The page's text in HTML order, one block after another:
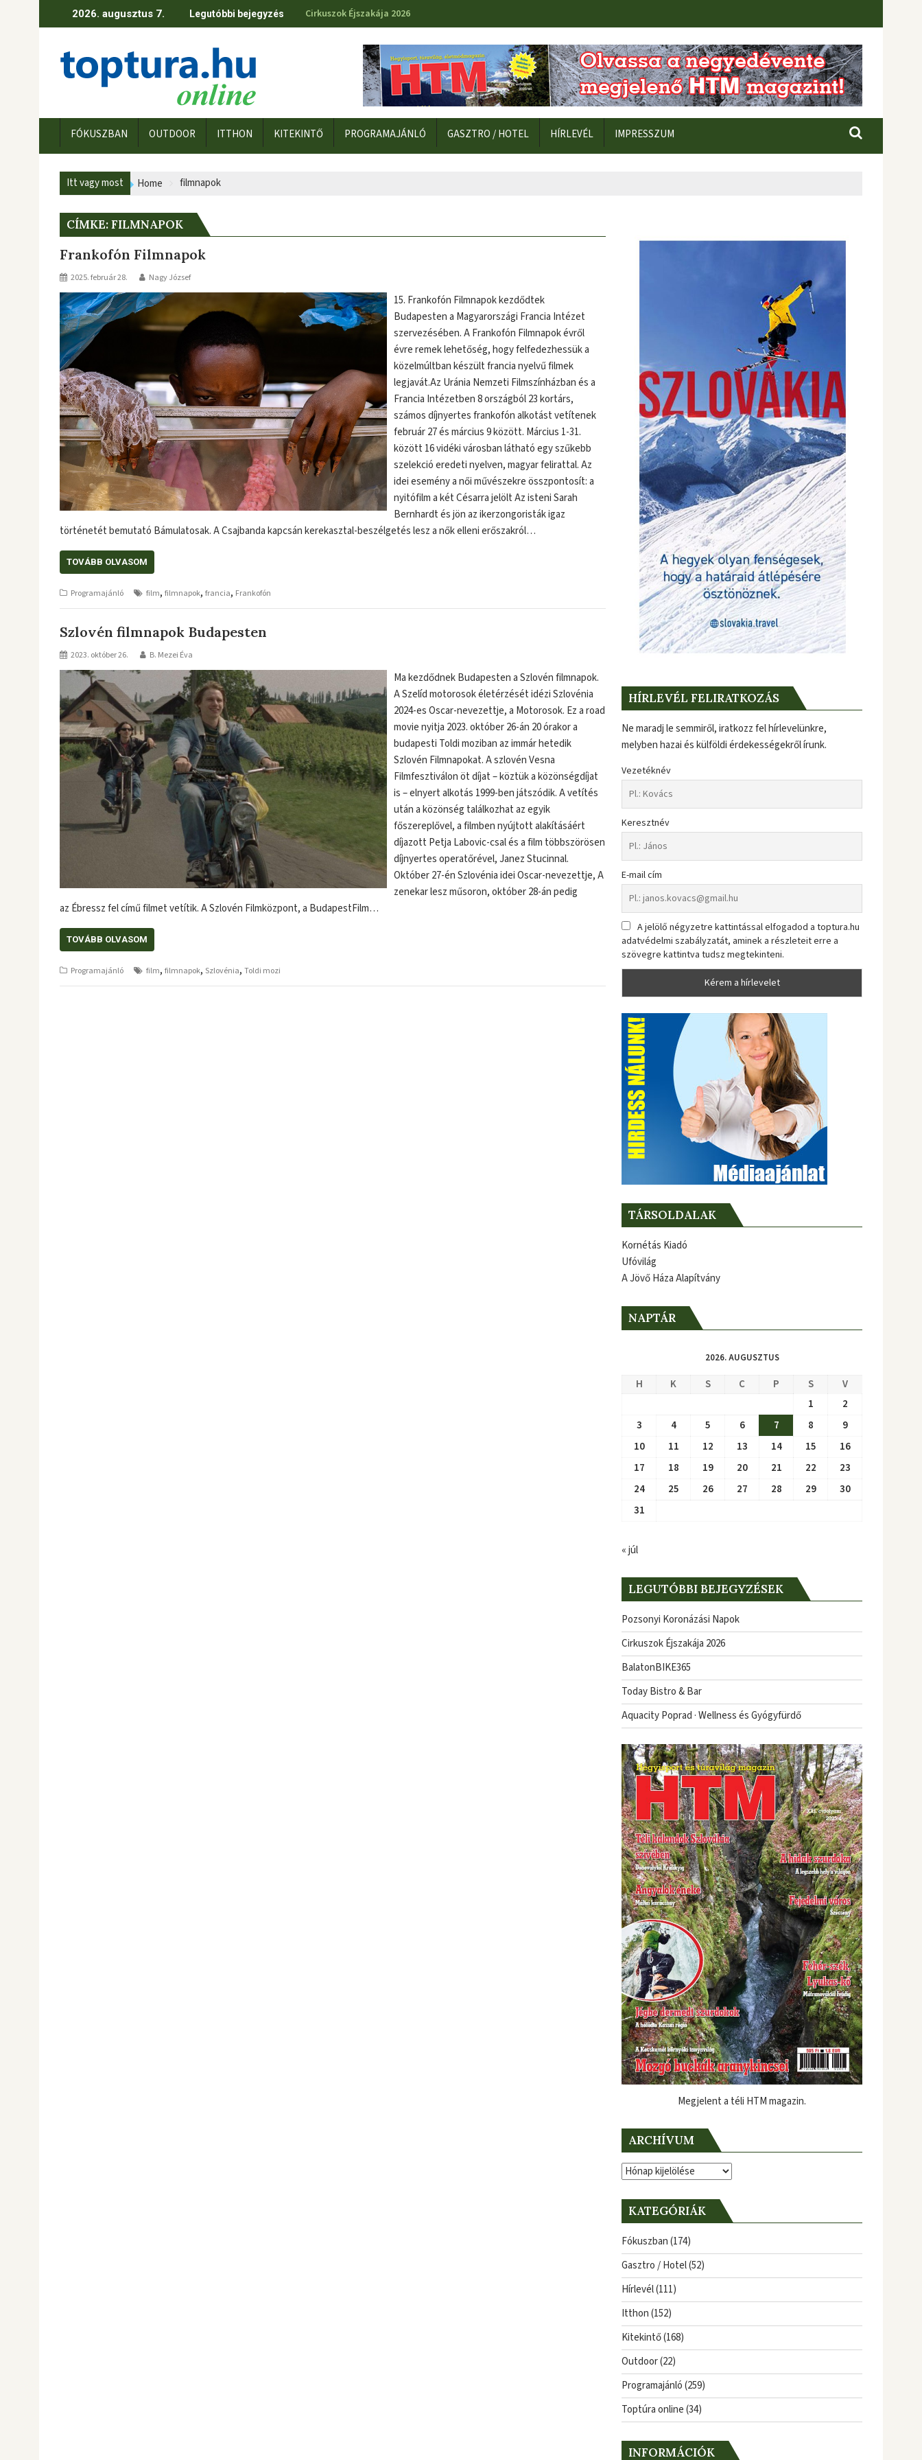
2026. augusztus 7. Legutóbbi bejegyzés BalatonBIKE365
FÓKUSZBAN OUTDOOR ITTHON KITEKINTŐ PROGRAMAJÁNLÓ GASZTRO / HOTEL HÍRLEVÉL IMPRESSZUM
Itt vagy most Home filmnapok
CÍMKE:FILMNAPOK
Frankofón Filmnapok
2025. február 28. Nagy József
15. Frankofón Filmnapok kezdődtek
Budapesten a Magyarországi Francia Intézet
szervezésében. A Frankofón Filmnapok évről
évre remek lehetőség, hogy felfedezhessük a
közelmúltban készült francia nyelvű filmek
legjavát.Az Uránia Nemzeti Filmszínházban és a
Francia Intézetben 8 országból 23 kortárs,
számos díjnyertes frankofón alkotást vetítenek
február 27 és március 9 között. Március 1-31.
között 16 vidéki városban látható egy szűkebb
szelekció eredeti nyelven, magyar felirattal. Az
idei esemény a női művészekre összpontosít: a
nyitófilm a két Césarra jelölt Az isteni Sarah
Bernhardt és jön az ikerzongoristák igaz
történetét bemutató Bámulatosak. A Csajbanda kapcsán kerekasztal-beszélgetés lesz a nők elleni erőszakról…
TOVÁBB OLVASOM
Programajánló film, filmnapok, francia, Frankofón
Szlovén filmnapok Budapesten
2023. október 26. B. Mezei Éva
Ma kezdődnek Budapesten a Szlovén filmnapok.
A Szelíd motorosok életérzését idézi Szlovénia
2024-es Oscar-nevezettje, a Motorosok. Ez a road
movie nyitja 2023. október 26-án 20 órakor a
budapesti Toldi moziban az immár hetedik
Szlovén Filmnapokat. A szlovén Vesna
Filmfesztiválon öt díjat – köztük a közönségdíjat
is – elnyert alkotás 1999-ben játszódik. A vetítés
után a közönség találkozhat az egyik
főszereplővel, a filmben nyújtott alakításáért
díjazott Petja Labovic-csal és a film többszörösen
díjnyertes operatőrével, Janez Stucinnal.
Október 27-én Szlovénia idei Oscar-nevezettje, A
zenekar lesz műsoron, október 28-án pedig
az Ébressz fel című filmet vetítik. A Szlovén Filmközpont, a BudapestFilm…
TOVÁBB OLVASOM
Programajánló film, filmnapok, Szlovénia, Toldi mozi
HÍRLEVÉL FELIRATKOZÁS
Ne maradj le semmiről, iratkozz fel hírlevelünkre,
melyben hazai és külföldi érdekességekről írunk.
Vezetéknév
Keresztnév
E-mail cím
A jelölő négyzetre kattintással elfogadod a toptura.hu
adatvédelmi szabályzatát, aminek a részleteit erre a
szövegre kattintva tudsz megtekinteni.
TÁRSOLDALAK
Kornétás Kiadó
Ufóvilág
A Jövő Háza Alapítvány
NAPTÁR
2026. AUGUSZTUS
H K S C P S
V
1
2
3
4 5 6 7 8
9
10
11 12 13 14 15
16
17
18 19 20 21 22
23
24
25 26 27 28 29
30
31
« júl
LEGUTÓBBI BEJEGYZÉSEK
Pozsonyi Koronázási Napok
Cirkuszok Éjszakája 2026
BalatonBIKE365
Today Bistro & Bar
Aquacity Poprad · Wellness és Gyógyfürdő
Megjelent a téli HTM magazin.
ARCHÍVUM
Archívum
KATEGÓRIÁK
Fókuszban(174)
Gasztro / Hotel(52)
Hírlevél(111)
Itthon(152)
Kitekintő(168)
Outdoor(22)
Programajánló(259)
Toptúra online(34)
INFORMÁCIÓK